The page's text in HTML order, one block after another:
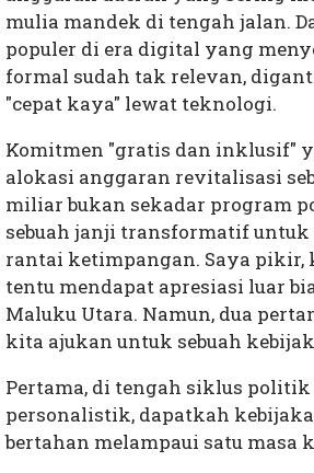
mulia mandek di tengah jalan.
populer di era digital yang
formal sudah tak relevan,
"cepat kaya" lewat teknologi.
Komitmen "gratis dan inklusif"
alokasi anggaran revitalisasi
miliar bukan sekadar program
sebuah janji transformatif untuk
rantai ketimpangan. Saya pikir,
tentu mendapat apresiasi luar
Maluku Utara. Namun, dua
kita ajukan untuk sebuah
Pertama, di tengah siklus
personalistik, dapatkah
bertahan melampaui satu masa